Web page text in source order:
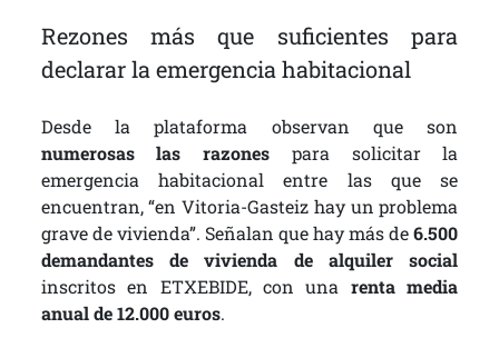
Rezones más que suficientes para
declarar la emergencia habitacional
Desde la plataforma observan que son
numerosas las razones para solicitar la
emergencia habitacional entre las que se
encuentran, “en Vitoria-Gasteiz hay un problema
grave de vivienda”. Señalan que hay más de6.500
demandantes de vivienda de alquiler social
inscritos en ETXEBIDE, con una renta media
anual de 12.000 euros.